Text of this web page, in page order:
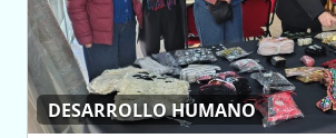
DESARROLLO HUMANO